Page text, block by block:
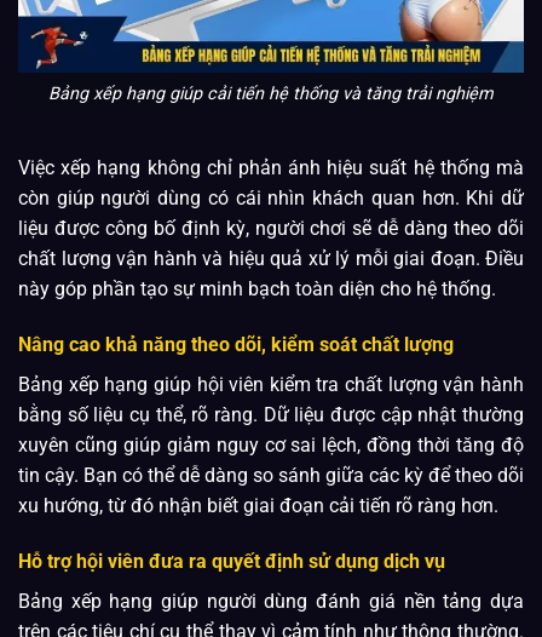
Bảng xếp hạng giúp cải tiến hệ thống và tăng trải nghiệm
Việc xếp hạng không chỉ phản ánh hiệu suất hệ thống mà
còn giúp người dùng có cái nhìn khách quan hơn. Khi dữ
liệu được công bố định kỳ, người chơi sẽ dễ dàng theo dõi
chất lượng vận hành và hiệu quả xử lý mỗi giai đoạn. Điều
này góp phần tạo sự minh bạch toàn diện cho hệ thống.
Nâng cao khả năng theo dõi, kiểm soát chất lượng
Bảng xếp hạng giúp hội viên kiểm tra chất lượng vận hành
bằng số liệu cụ thể, rõ ràng. Dữ liệu được cập nhật thường
xuyên cũng giúp giảm nguy cơ sai lệch, đồng thời tăng độ
tin cậy. Bạn có thể dễ dàng so sánh giữa các kỳ để theo dõi
xu hướng, từ đó nhận biết giai đoạn cải tiến rõ ràng hơn.
Hỗ trợ hội viên đưa ra quyết định sử dụng dịch vụ
Bảng xếp hạng giúp người dùng đánh giá nền tảng dựa
trên các tiêu chí cụ thể thay vì cảm tính như thông thường.